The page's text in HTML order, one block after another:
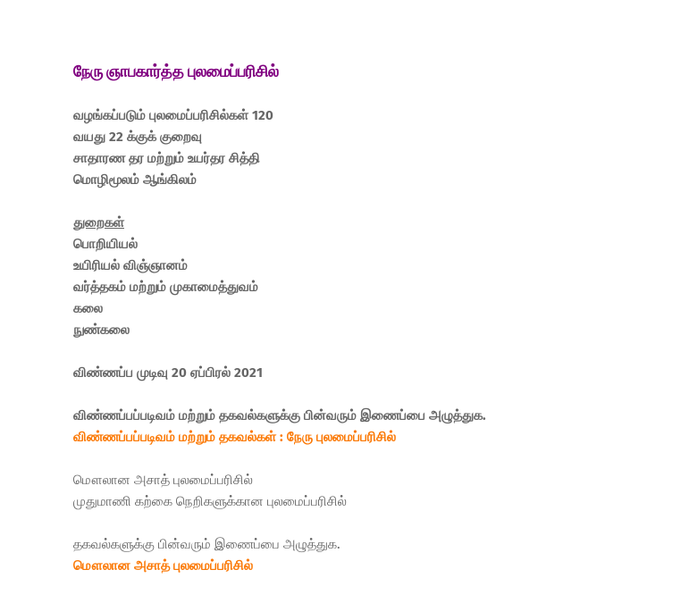
நேரு ஞாபகார்த்த புலமைப்பரிசில்
வழங்கப்படும் புலமைப்பரிசில்கள் 120
வயது 22 க்குக் குறைவு
சாதாரண தர மற்றும் உயர்தர சித்தி
மொழிமூலம் ஆங்கிலம்
துறைகள்
பொறியியல்
உயிரியல் விஞ்ஞானம்
வர்த்தகம் மற்றும் முகாமைத்துவம்
கலை
நுண்கலை
விண்ணப்ப முடிவு 20 ஏப்பிரல் 2021
விண்ணப்பப்படிவம் மற்றும் தகவல்களுக்கு பின்வரும் இணைப்பை அழுத்துக.
விண்ணப்பப்படிவம் மற்றும் தகவல்கள் : ​நேரு புலமைப்பரிசில்
மௌலான அசாத் புலமைப்பரிசில்
முதுமாணி கற்கை நெறிகளுக்கான புலமைப்பரிசில்
தகவல்களுக்கு பின்வரும் இணைப்பை அழுத்துக.
மௌலான அசாத் புலமைப்பரிசில்